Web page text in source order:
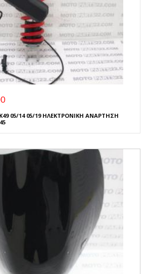
K49 05/14 05/19 ΗΛΕΚΤΡΟΝΙΚΗ ΑΝΑΡΤΗΣΗ